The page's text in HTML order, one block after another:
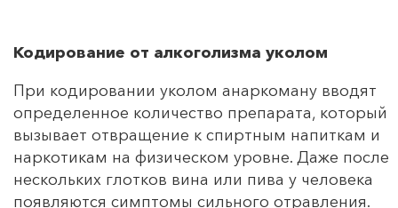
Кодирование от алкоголизма уколом
При кодировании уколом анаркоману вводят
определенное количество препарата, который
вызывает отвращение к спиртным напиткам и
наркотикам на физическом уровне. Даже после
нескольких глотков вина или пива у человека
появляются симптомы сильного отравления.